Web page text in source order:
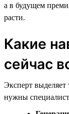
а в будущем
расти.
Какие
сейчас
Эксперт выделяет
нужны